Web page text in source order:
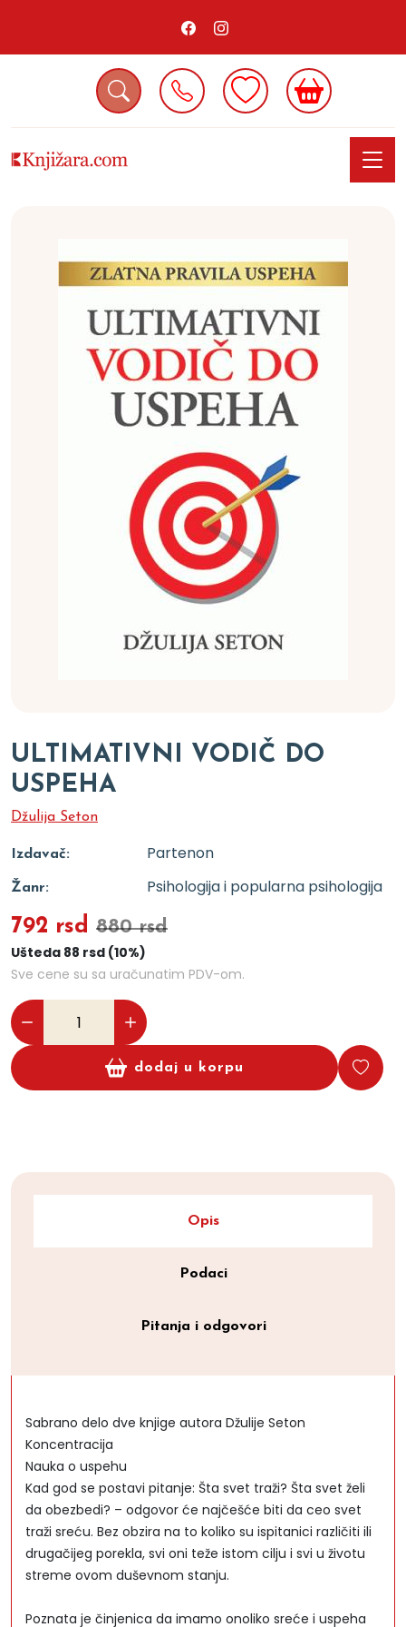
ULTIMATIVNI VODIČ DO
USPEHA
Džulija Seton
Izdavač: Partenon
Žanr: Psihologija i popularna psihologija
792 rsd 880 rsd
Ušteda 88 rsd (10%)
Sve cene su sa uračunatim PDV-om.
dodaj u korpu
Opis
Podaci
Pitanja i odgovori
Sabrano delo dve knjige autora Džulije Seton
Koncentracija
Nauka o uspehu
Kad god se postavi pitanje: Šta svet traži? Šta svet želi
da obezbedi? – odgovor će najčešće biti da ceo svet
traži sreću. Bez obzira na to koliko su ispitanici različiti ili
drugačijeg porekla, svi oni teže istom cilju i svi u životu
streme ovom duševnom stanju.
Poznata je činjenica da imamo onoliko sreće i uspeha